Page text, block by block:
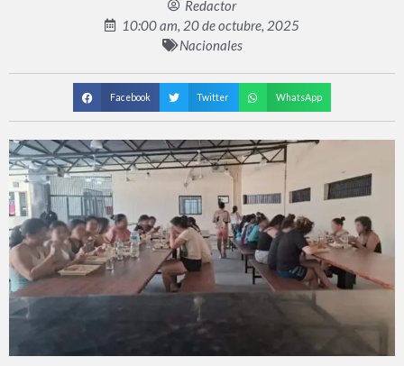
Redactor
10:00 am, 20 de octubre, 2025
Nacionales
Facebook Twitter WhatsApp